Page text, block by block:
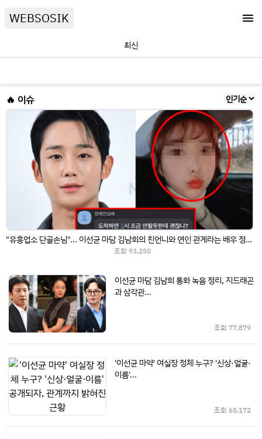
WEBSOSIK
최신
🔥 이슈
"유흥업소 단골손님"... 이선균 마담 김남희의 친언니와 연인 관계라는 배우 정체, '정해인'이었다...충격
조회 93,250
이선균 마담 김남희 통화 녹음 정리, 지드래곤
과 삼각관...
조회 77,879
'이선균 마약' 여실장 정체 누구? '신상·얼굴·
이름'...
조회 65,172